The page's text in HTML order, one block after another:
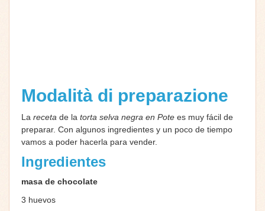
Modalità di preparazione
La receta de la torta selva negra en Pote es muy fácil de
preparar. Con algunos ingredientes y un poco de tiempo
vamos a poder hacerla para vender.
Ingredientes
masa de chocolate
3 huevos